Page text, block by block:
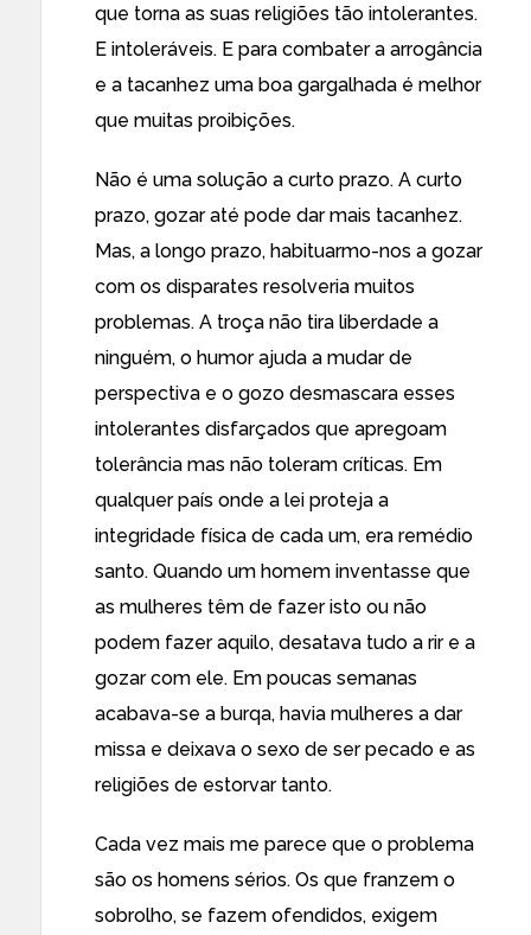
que torna as suas religiões tão intolerantes.
E intoleráveis. E para combater a arrogância
e a tacanhez uma boa gargalhada é melhor
que muitas proibições.
Não é uma solução a curto prazo. A curto
prazo, gozar até pode dar mais tacanhez.
Mas, a longo prazo, habituarmo-nos a gozar
com os disparates resolveria muitos
problemas. A troça não tira liberdade a
ninguém, o humor ajuda a mudar de
perspectiva e o gozo desmascara esses
intolerantes disfarçados que apregoam
tolerância mas não toleram críticas. Em
qualquer país onde a lei proteja a
integridade física de cada um, era remédio
santo. Quando um homem inventasse que
as mulheres têm de fazer isto ou não
podem fazer aquilo, desatava tudo a rir e a
gozar com ele. Em poucas semanas
acabava-se a burqa, havia mulheres a dar
missa e deixava o sexo de ser pecado e as
religiões de estorvar tanto.
Cada vez mais me parece que o problema
são os homens sérios. Os que franzem o
sobrolho, se fazem ofendidos, exigem